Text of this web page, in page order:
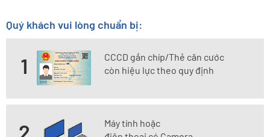
Quý khách vui lòng chuẩn bị:
1
CCCD gắn chíp/Thẻ căn cước
còn hiệu lực theo quy định
2
Máy tính hoặc